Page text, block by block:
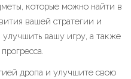
которые можно найти в
вашей стратегии и
вашу игру, а также
дропа и улучшите свою